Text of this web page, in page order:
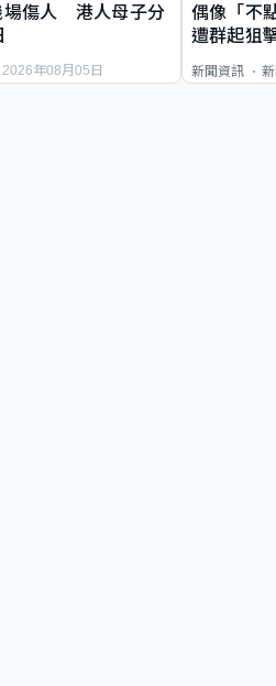
場傷人 港人母子分
2026年08月05日
偶像「不
遭群起狙
新聞資訊